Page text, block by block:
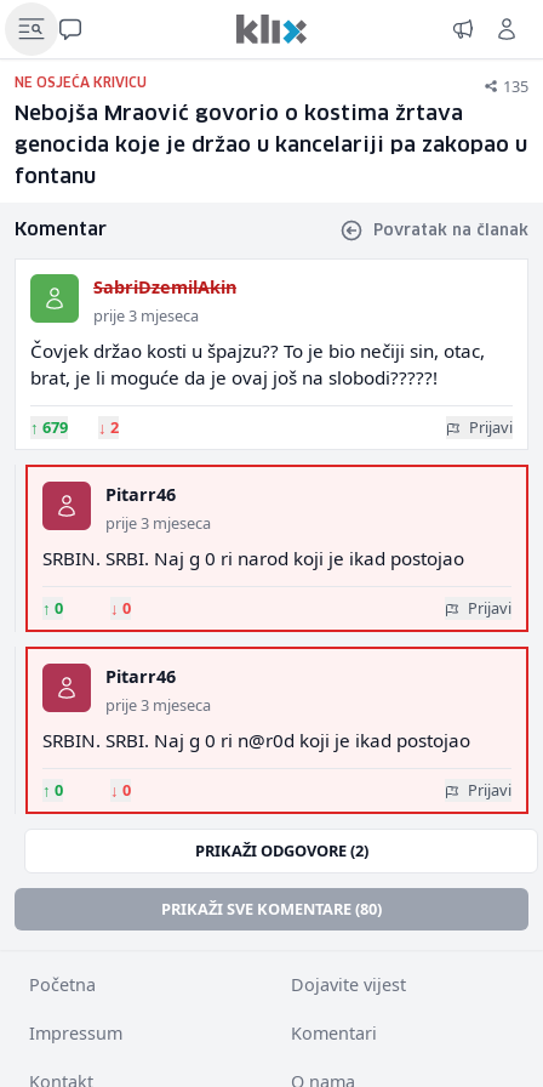
NE OSJEĆA KRIVICU 135
Nebojša Mraović govorio o kostima žrtava
genocida koje je držao u kancelariji pa zakopao u
fontanu
Komentar Povratak na članak
SabriDzemilAkin
prije 3 mjeseca
Čovjek držao kosti u špajzu?? To je bio nečiji sin, otac,
brat, je li moguće da je ovaj još na slobodi?????!
↑ 679 ↓ 2 Prijavi
Pitarr46
prije 3 mjeseca
SRBIN. SRBI. Naj g 0 ri narod koji je ikad postojao
↑ 0 ↓ 0 Prijavi
Pitarr46
prije 3 mjeseca
SRBIN. SRBI. Naj g 0 ri n@r0d koji je ikad postojao
↑ 0 ↓ 0 Prijavi
PRIKAŽI ODGOVORE (2)
PRIKAŽI SVE KOMENTARE (80)
Početna Dojavite vijest
Impressum Komentari
Kontakt O nama